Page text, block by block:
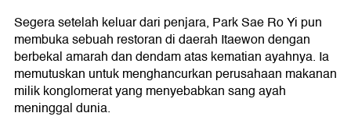
Segera setelah keluar dari penjara, Park Sae Ro Yi pun
membuka sebuah restoran di daerah Itaewon dengan
berbekal amarah dan dendam atas kematian ayahnya. Ia
memutuskan untuk menghancurkan perusahaan makanan
milik konglomerat yang menyebabkan sang ayah
meninggal dunia.